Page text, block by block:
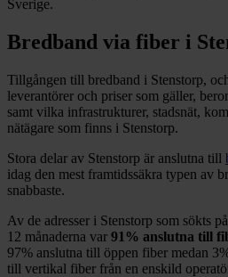
Sverige.
Bredband via fiber i
Tillgången till bredband i Stenstorp,
leverantörer och priser som gäller,
samt vilka infrastrukturer, stadsnät,
nätägare som finns i Stenstorp.
Stora delar av Stenstorp är anslutna till
idag den mest framtidssäkra typen av
snabbaste.
Av de adresser i Stenstorp som sökts
12 månaderna var 91% anslutna till
97% anslutna till öppen fiber medan
till vertikal fiber från en enskild